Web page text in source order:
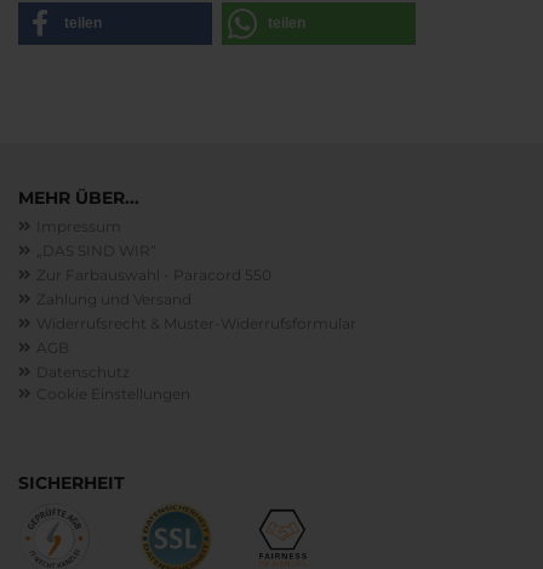
teilen teilen
MEHR ÜBER...
Impressum
„DAS SIND WIR“
Zur Farbauswahl - Paracord 550
Zahlung und Versand
Widerrufsrecht & Muster-Widerrufsformular
AGB
Datenschutz
Cookie Einstellungen
SICHERHEIT